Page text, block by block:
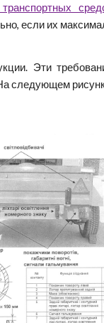
если их
Эти
следующем